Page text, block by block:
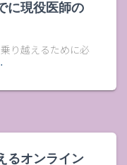
に現役医師の
り越えるために必
るオンライン